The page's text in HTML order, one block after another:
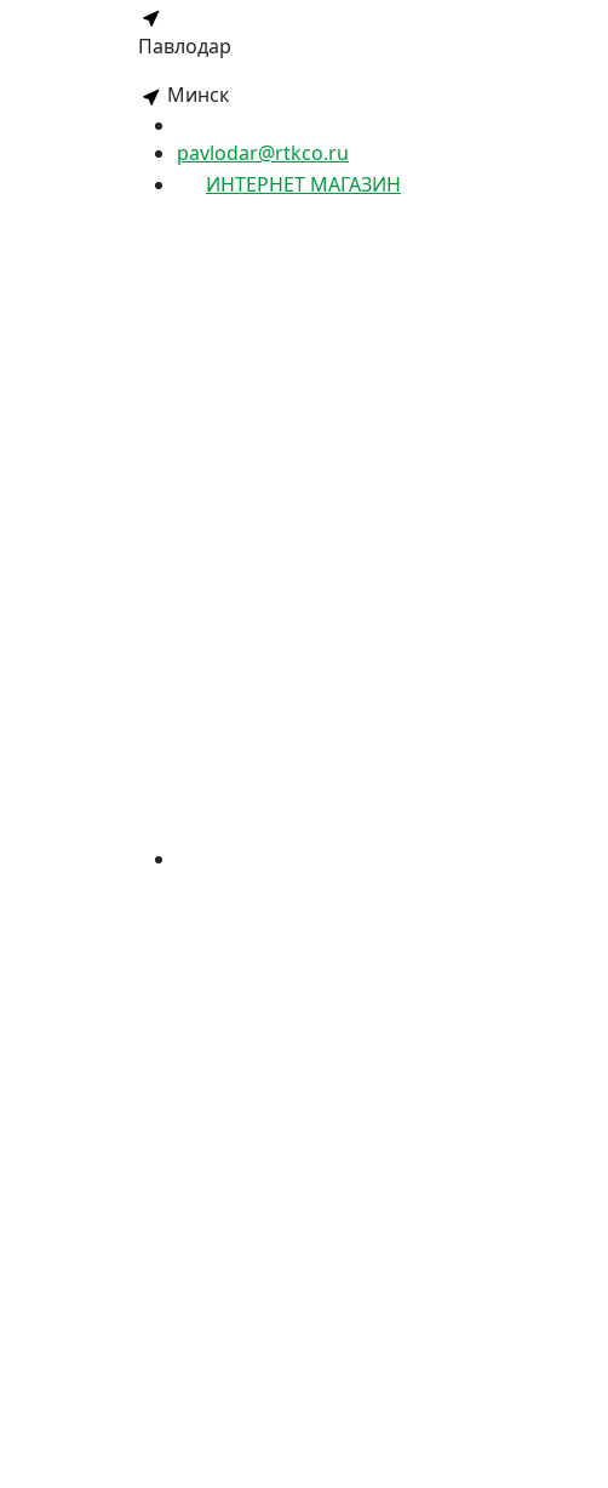
Павлодар
Минск
pavlodar@rtkco.ru
ИНТЕРНЕТ МАГАЗИН